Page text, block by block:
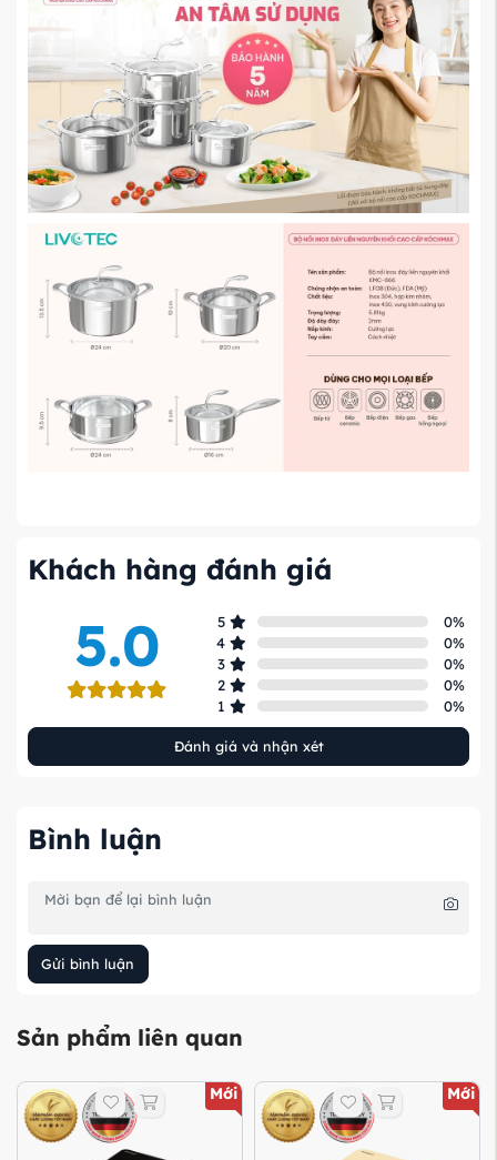
Khách hàng đánh giá
5.0 5 0%
4
0%
3
0%
2
0%
1
0%
Đánh giá và nhận xét
Bình luận
Gửi bình luận
Sản phẩm liên quan
Mới Mới